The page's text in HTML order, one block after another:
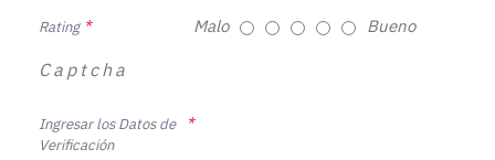
Rating Malo Bueno
Captcha
Ingresar los Datos de
Verificación